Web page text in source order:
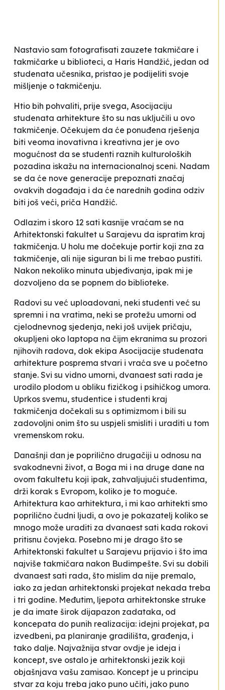
Nastavio sam fotografisati zauzete takmičare i
takmičarke u biblioteci, a Haris Handžić, jedan od
studenata učesnika, pristao je podijeliti svoje
mišljenje o takmičenju.
Htio bih pohvaliti, prije svega, Asocijaciju
studenata arhitekture što su nas uključili u ovo
takmičenje. Očekujem da će ponuđena rješenja
biti veoma inovativna i kreativna jer je ovo
mogućnost da se studenti raznih kulturoloških
pozadina iskažu na internacionalnoj sceni. Nadam
se da će nove generacije prepoznati značaj
ovakvih događaja i da će narednih godina odziv
biti još veći, priča Handžić.
Odlazim i skoro 12 sati kasnije vraćam se na
Arhitektonski fakultet u Sarajevu da ispratim kraj
takmičenja. U holu me dočekuje portir koji zna za
takmičenje, ali nije siguran bi li me trebao pustiti.
Nakon nekoliko minuta ubjeđivanja, ipak mi je
dozvoljeno da se popnem do biblioteke.
Radovi su već uploadovani, neki studenti već su
spremni i na vratima, neki se protežu umorni od
cjelodnevnog sjedenja, neki još uvijek pričaju,
okupljeni oko laptopa na čijm ekranima su prozori
njihovih radova, dok ekipa Asocijacije studenata
arhitekture posprema stvari i vraća sve u početno
stanje. Svi su vidno umorni, dvanaest sati rada je
urodilo plodom u obliku fizičkog i psihičkog umora.
Uprkos svemu, studentice i studenti kraj
takmičenja dočekali su s optimizmom i bili su
zadovoljni onim što su uspjeli smisliti i uraditi u tom
vremenskom roku.
Današnji dan je poprilično drugačiji u odnosu na
svakodnevni život, a Boga mi i na druge dane na
ovom fakultetu koji ipak, zahvaljujući studentima,
drži korak s Evropom, koliko je to moguće.
Arhitektura kao arhitektura, i mi kao arhitekti smo
poprilično čudni ljudi, a ovo je pokazatelj koliko se
mnogo može uraditi za dvanaest sati kada rokovi
pritisnu čovjeka. Posebno mi je drago što se
Arhitektonski fakultet u Sarajevu prijavio i što ima
najviše takmičara nakon Budimpešte. Svi su dobili
dvanaest sati rada, što mislim da nije premalo,
iako za jedan arhitektonski projekat nekada treba
i tri godine. Međutim, ljepota arhitektonske struke
je da imate širok dijapazon zadataka, od
koncepata do punih realizacija: idejni projekat, pa
izvedbeni, pa planiranje gradilišta, građenja, i
tako dalje. Najvažnija stvar ovdje je ideja i
koncept, sve ostalo je arhitektonski jezik koji
objašnjava vašu zamisao. Koncept je u principu
stvar za koju treba jako puno učiti, jako puno